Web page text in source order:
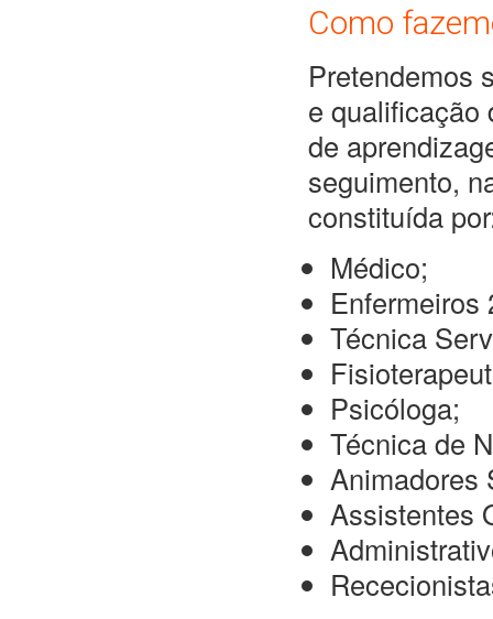
Como
Pretendemos
e qualificação
de
seguimento,
constituída
Médico;
Enfermeiros
Técnica
Psicóloga;
Técnica de
Animadores
Assistentes